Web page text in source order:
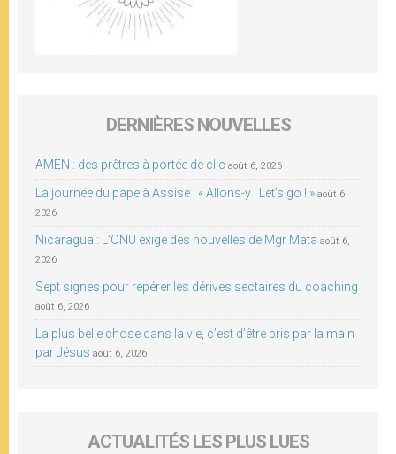
DERNIÈRES NOUVELLES
AMEN : des prêtres à portée de clic août 6, 2026
La journée du pape à Assise : « Allons-y ! Let’s go ! » août 6,
2026
Nicaragua : L’ONU exige des nouvelles de Mgr Mata août 6,
2026
Sept signes pour repérer les dérives sectaires du coaching
août 6, 2026
La plus belle chose dans la vie, c’est d’être pris par la main
par Jésus août 6, 2026
ACTUALITÉS LES PLUS LUES